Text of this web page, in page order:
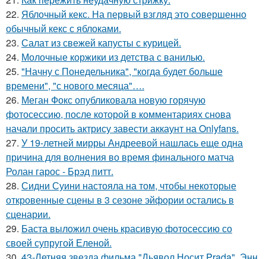
22. Яблочный кекс. На первый взгляд это совершенно
обычный кекс с яблоками.
23. Салат из свежей капусты с курицей.
24. Молочные коржики из детства с ванилью.
25. "Начну с Понедельника", "когда будет больше
времени", "с нового месяца"….
26. Меган Фокс опубликовала новую горячую
фотосессию, после которой в комментариях снова
начали просить актрису завести аккаунт на Onlyfans.
27. У 19-летней мирры Андреевой нашлась еще одна
причина для волнения во время финального матча
Ролан гарос - Брэд питт.
28. Сидни Суини настояла на том, чтобы некоторые
откровенные сцены в 3 сезоне эйфории остались в
сценарии.
29. Баста выложил очень красивую фотосессию со
своей супругой Еленой.